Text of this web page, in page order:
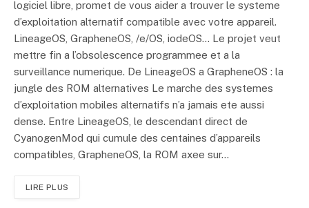
logiciel libre, promet de vous aider a trouver le systeme
d’exploitation alternatif compatible avec votre appareil.
LineageOS, GrapheneOS, /e/OS, iodeOS… Le projet veut
mettre fin a l’obsolescence programmee et a la
surveillance numerique. De LineageOS a GrapheneOS : la
jungle des ROM alternatives Le marche des systemes
d’exploitation mobiles alternatifs n’a jamais ete aussi
dense. Entre LineageOS, le descendant direct de
CyanogenMod qui cumule des centaines d’appareils
compatibles, GrapheneOS, la ROM axee sur…
LIRE PLUS